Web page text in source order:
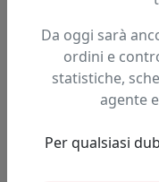
Da oggi sarà
ordini e
statistiche,
agente
Per qualsiasi